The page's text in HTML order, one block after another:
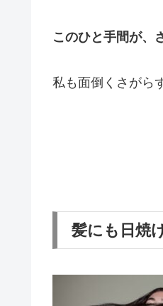
このひと手間が、
私も面倒くさがら
髪にも日焼